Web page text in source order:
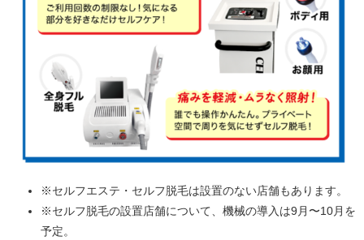
※セルフエステ・セルフ脱毛は設置のない店舗もあります。
※セルフ脱毛の設置店舗について、機械の導入は9月〜10月を
予定。